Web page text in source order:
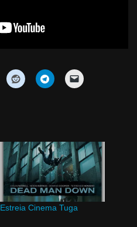
Estreia Cinema Tuga